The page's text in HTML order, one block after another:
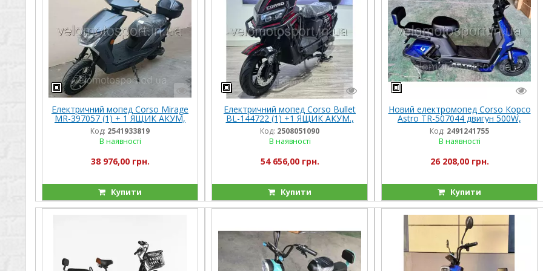
Електричний мопед Corso Mirage
MR-397057 (1) + 1 ЯЩИК АКУМ,
двигун 1000W, акумулятор
72V/20Ah, в коробці
Код: 2541933819
В наявності
38 976,00 грн.
Купити
Електричний мопед Corso Bullet
BL-144722 (1) +1 ЯЩИК АКУМ.,
двигун 2000W, акумулятор
72V/38Ah
Код: 2508051090
В наявності
54 656,00 грн.
Купити
Новий електромопед Corso Корсо
Astro TR-507044 двигун 500W,
акумулятор 60V/20Ah, в коробці
Код: 2491241755
В наявності
26 208,00 грн.
Купити